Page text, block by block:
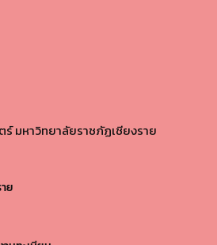
มหาวิทยาลัยราชภัฏเชียงราย
ย